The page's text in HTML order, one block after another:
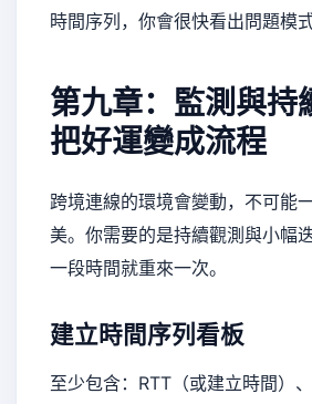
時間序列，你會很快看出問題模式
第九章：監測與持
把好運變成流程
跨境連線的環境會變動，不可能
美。你需要的是持續觀測與小幅
一段時間就重來一次。
建立時間序列看板
至少包含：RTT（或建立時間）